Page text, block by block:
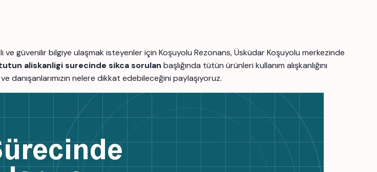
ve güvenilir bilgiye ulaşmak isteyenler için Koşuyolu Rezonans, Üsküdar Koşuyolu merkezinde
aliskanligi surecinde sikca sorulan başlığında tütün ürünleri kullanım alışkanlığını
nelere dikkat edebileceğini paylaşıyoruz.